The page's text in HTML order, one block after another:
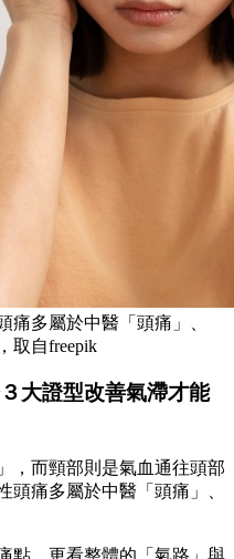
痛多屬於中醫「頭痛」、
取自freepik
大證型改善氣滯才能
，而頸部則是氣血通往頭部
頭痛多屬於中醫「頭痛」、
點，更看整體的「氣路」與